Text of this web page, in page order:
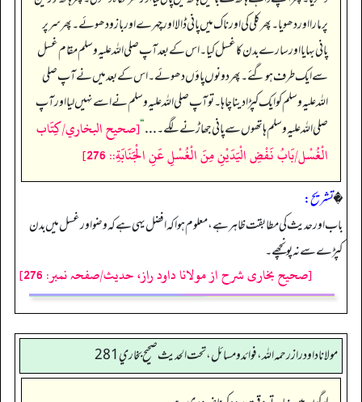
پر مارا اور دھویا۔ پھر کلی کی اور ناک میں پانی ڈالا اور چہرے اور بازو دھوئے۔ پھر سر پر
پانی بہایا اور سارے بدن کا غسل کیا۔ اس کے بعد آپ صلی اللہ علیہ وسلم مقام غسل
سے ایک طرف ہو گئے۔ پھر دونوں پاؤں دھوئے۔ اس کے بعد میں نے آپ صلی
اللہ علیہ وسلم کو ایک کپڑا دینا چاہا۔ تو آپ صلی اللہ علیہ وسلم نے اسے نہیں لیا اور آپ
صلی اللہ علیہ وسلم ہاتھوں سے پانی جھاڑنے لگے۔ . . .“[صحيح البخاري/كِتَاب
الْغُسْل/بَابُ نَفْضِ الْيَدَيْنِ مِنَ الْغُسْلِ عَنِ الْجَنَابَةِ:: 276]
�تشریح:
باب اور حدیث کی مطابقت ظاہر ہے، معلوم ہوا کہ افضل یہی ہے کہ وضو اور غسل میں بدن
کپڑے سے نہ پونچھے۔
[صحیح بخاری شرح از مولانا داود راز، حدیث/صفحہ نمبر: 276]
مولانا داود راز رحمه الله، فوائد و مسائل، تحت الحديث صحيح بخاري 281